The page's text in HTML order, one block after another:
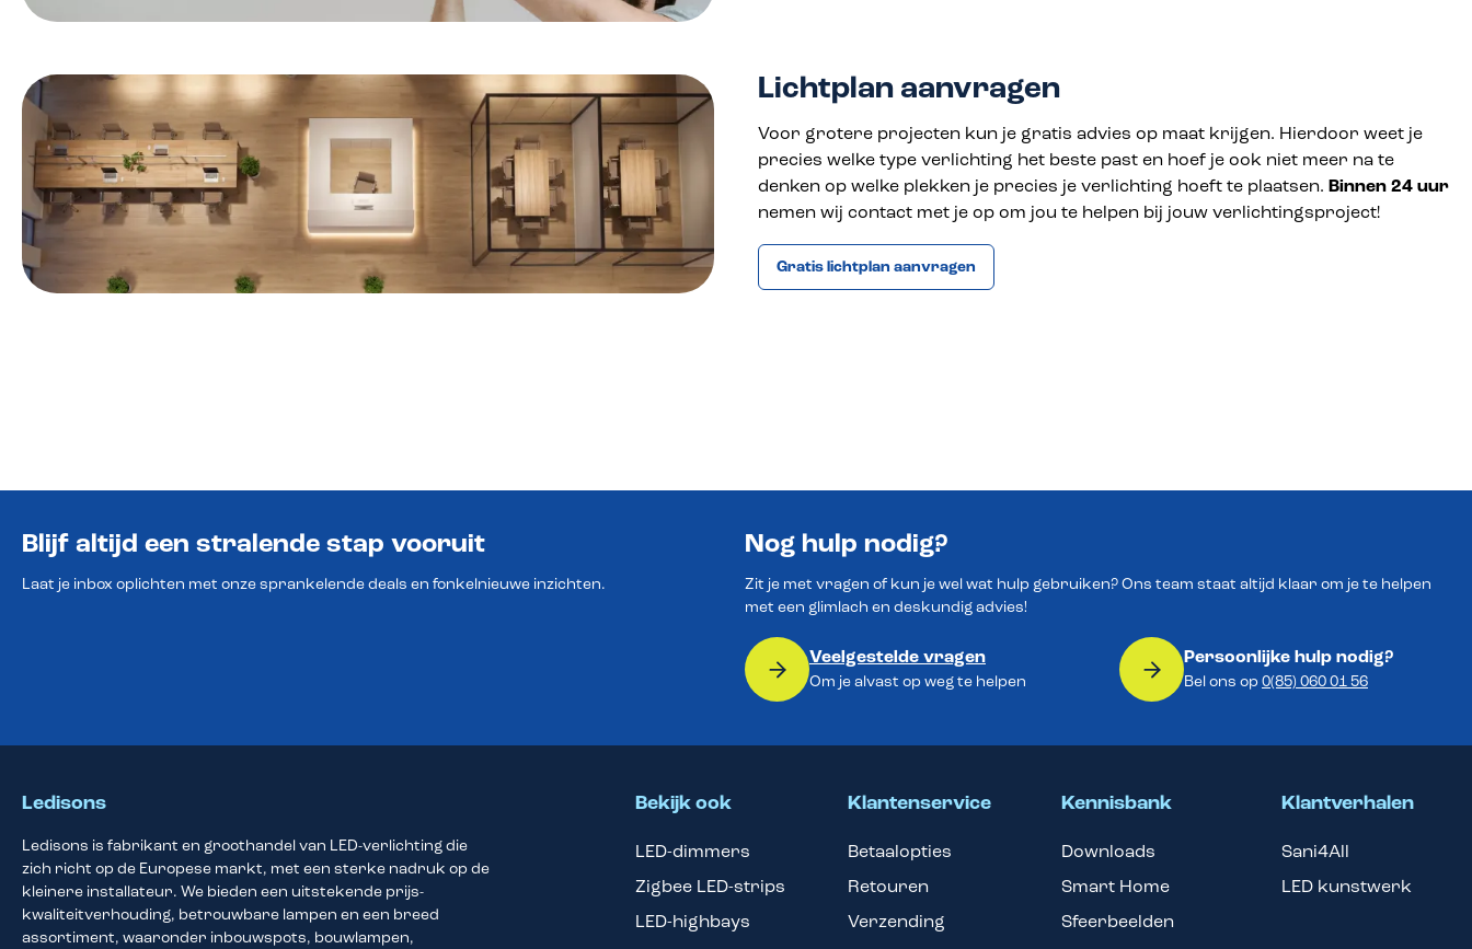
Lichtplan aanvragen
Voor grotere projecten kun je gratis advies op maat krijgen. Hierdoor weet je
precies welke type verlichting het beste past en hoef je ook niet meer na te
denken op welke plekken je precies je verlichting hoeft te plaatsen. Binnen 24 uur
nemen wij contact met je op om jou te helpen bij jouw verlichtingsproject!
Gratis lichtplan aanvragen
Blijf altijd een stralende stap vooruit
Laat je inbox oplichten met onze sprankelende deals en fonkelnieuwe inzichten.
Nog hulp nodig?
Zit je met vragen of kun je wel wat hulp gebruiken? Ons team staat altijd klaar om je te helpen
met een glimlach en deskundig advies!
Veelgestelde vragen
Om je alvast op weg te helpen
Persoonlijke hulp nodig?
Bel ons op 0(85) 060 01 56
Ledisons
Ledisons is fabrikant en groothandel van LED-verlichting die
zich richt op de Europese markt, met een sterke nadruk op de
kleinere installateur. We bieden een uitstekende prijs-
kwaliteitverhouding, betrouwbare lampen en een breed
assortiment, waaronder inbouwspots, bouwlampen,
Bekijk ook
LED-dimmers
Zigbee LED-strips
LED-highbays
Klantenservice
Betaalopties
Retouren
Verzending
Kennisbank
Downloads
Smart Home
Sfeerbeelden
Klantverhalen
Sani4All
LED kunstwerk